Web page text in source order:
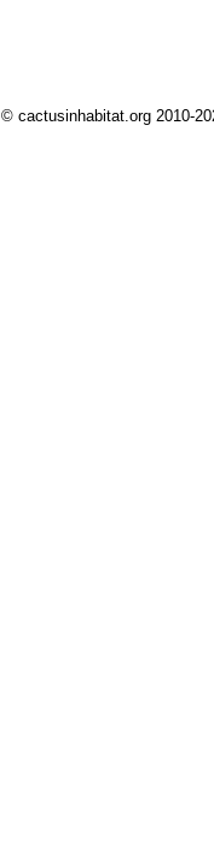
© cactusinhabitat.org 2010-